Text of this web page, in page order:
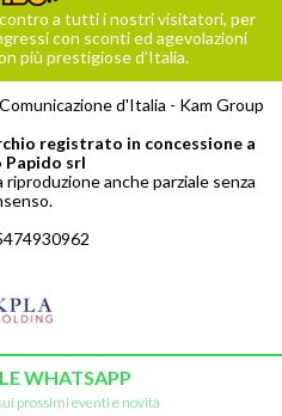
WHATSAPP
prossimi eventi e novità
a tutti i nostri visitatori, per
con sconti ed agevolazioni
più prestigiose d’Italia.
d'Italia - Kam Group
registrato in concessione a
Papido srl
anche parziale senza